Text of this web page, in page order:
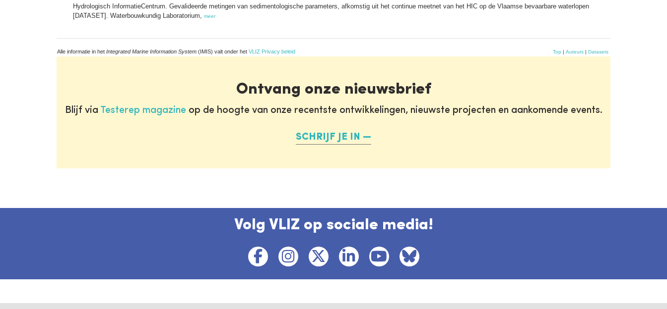
Hydrologisch InformatieCentrum. Gevalideerde metingen van sedimentologische parameters, afkomstig uit het continue meetnet van het HIC op de Vlaamse bevaarbare waterlopen
[DATASET]. Waterbouwkundig Laboratorium,
meer
Alle informatie in het Integrated Marine Information System (IMIS) valt onder het VLIZ Privacy beleid Top | Auteurs | Datasets
Ontvang onze nieuwsbrief
Blijf via Testerep magazine op de hoogte van onze recentste ontwikkelingen, nieuwste projecten en aankomende events.
SCHRIJF JE IN
Volg VLIZ op sociale media!